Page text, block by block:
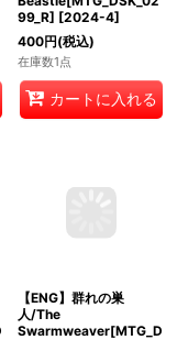
99_R] [2024-4]
400円(税込)
在庫数1点
カートに入れる